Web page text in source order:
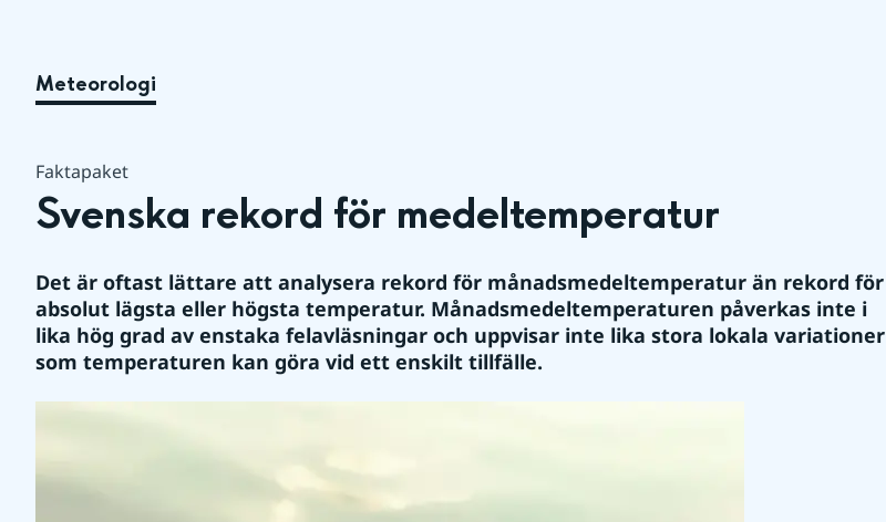
Meteorologi
Faktapaket
Svenska rekord för medeltemperatur
Det är oftast lättare att analysera rekord för månadsmedeltemperatur än rekord för
absolut lägsta eller högsta temperatur. Månadsmedeltemperaturen påverkas inte i
lika hög grad av enstaka felavläsningar och uppvisar inte lika stora lokala variationer
som temperaturen kan göra vid ett enskilt tillfälle.